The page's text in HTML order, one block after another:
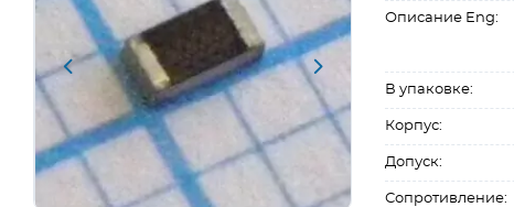
Описание Eng:
В упаковке:
Корпус:
Допуск:
Сопротивление: